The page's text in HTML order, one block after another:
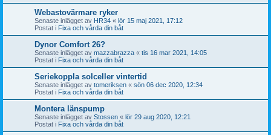
Webastovärmare ryker
Senaste inlägget av HR34 « lör 15 maj 2021, 17:12
Postat i Fixa och vårda din båt
Dynor Comfort 26?
Senaste inlägget av mazzabrazza « tis 16 mar 2021, 14:05
Postat i Fixa och vårda din båt
Seriekoppla solceller vintertid
Senaste inlägget av tomeriksen « sön 06 dec 2020, 12:34
Postat i Fixa och vårda din båt
Montera länspump
Senaste inlägget av Stossen « lör 29 aug 2020, 12:21
Postat i Fixa och vårda din båt